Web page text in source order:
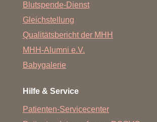
Blutspende-Dienst
Gleichstellung
Qualitätsbericht der MHH
MHH-Alumni e.V.
Babygalerie
Hilfe & Service
Patienten-Servicecenter